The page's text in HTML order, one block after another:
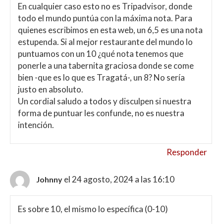
En cualquier caso esto no es Tripadvisor, donde
todo el mundo puntúa con la máxima nota. Para
quienes escribimos en esta web, un 6,5 es una nota
estupenda. Si al mejor restaurante del mundo lo
puntuamos con un 10 ¿qué nota tenemos que
ponerle a una tabernita graciosa donde se come
bien -que es lo que es Tragatá-, un 8? No sería
justo en absoluto.
Un cordial saludo a todos y disculpen si nuestra
forma de puntuar les confunde, no es nuestra
intención.
Responder
Johnny el 24 agosto, 2024 a las 16:10
Es sobre 10, el mismo lo específica (0-10)